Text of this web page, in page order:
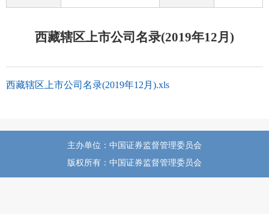
西藏辖区上市公司名录(2019年12月)
西藏辖区上市公司名录(2019年12月).xls
主办单位：中国证券监督管理委员会
版权所有：中国证券监督管理委员会